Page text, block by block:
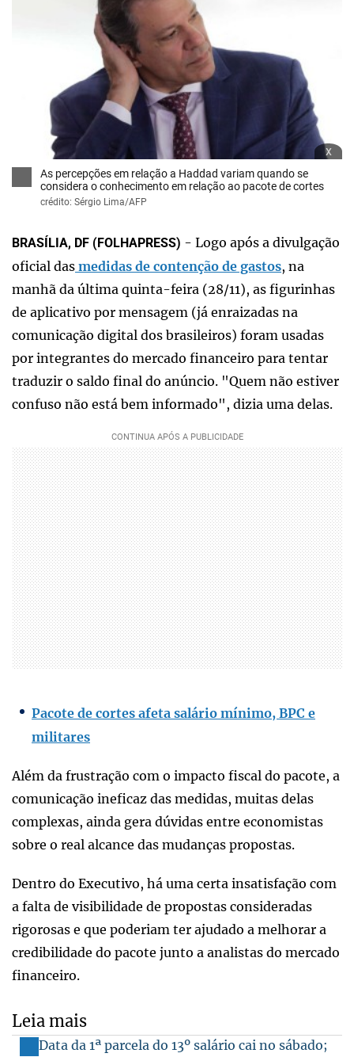
x
As percepções em relação a Haddad variam quando se
considera o conhecimento em relação ao pacote de cortes
crédito: Sérgio Lima/AFP
BRASÍLIA, DF (FOLHAPRESS) - Logo após a divulgação
oficial das medidas de contenção de gastos, na
manhã da última quinta-feira (28/11), as figurinhas
de aplicativo por mensagem (já enraizadas na
comunicação digital dos brasileiros) foram usadas
por integrantes do mercado financeiro para tentar
traduzir o saldo final do anúncio. "Quem não estiver
confuso não está bem informado", dizia uma delas.
Pacote de cortes afeta salário mínimo, BPC e
militares
Além da frustração com o impacto fiscal do pacote, a
comunicação ineficaz das medidas, muitas delas
complexas, ainda gera dúvidas entre economistas
sobre o real alcance das mudanças propostas.
Dentro do Executivo, há uma certa insatisfação com
a falta de visibilidade de propostas consideradas
rigorosas e que poderiam ter ajudado a melhorar a
credibilidade do pacote junto a analistas do mercado
financeiro.
Leia mais
Data da 1ª parcela do 13º salário cai no sábado;